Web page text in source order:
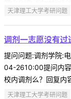
天津理工大学考研问题
调剂一志愿没有过
提问问题:调剂学院:
04-2610:00提问内
校内调剂么？回复内
天津理工大学考研问题